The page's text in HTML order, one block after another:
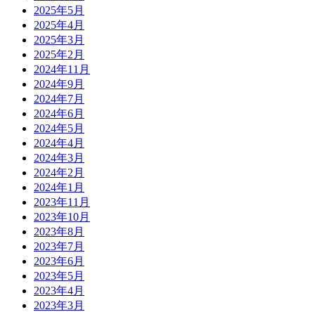
2025年5月
2025年4月
2025年3月
2025年2月
2024年11月
2024年9月
2024年7月
2024年6月
2024年5月
2024年4月
2024年3月
2024年2月
2024年1月
2023年11月
2023年10月
2023年8月
2023年7月
2023年6月
2023年5月
2023年4月
2023年3月